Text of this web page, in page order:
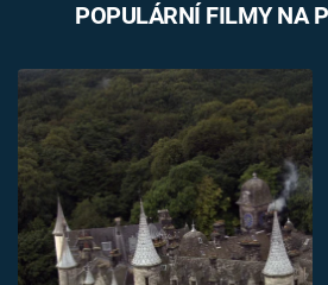
POPULÁRNÍ FILMY NA